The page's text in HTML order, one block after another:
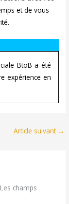
et de vous
BtoB a été
expérience en
Article suivant →
Les champs